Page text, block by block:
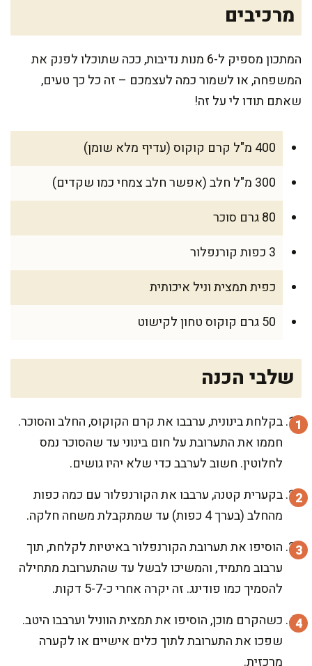
מרכיבים
המתכון מספיק ל-6 מנות נדיבות, ככה שתוכלו לפנק את
המשפחה, או לשמור כמה לעצמכם – זה כל כך טעים,
שאתם תודו לי על זה!
400 מ"ל קרם קוקוס (עדיף מלא שומן)
300 מ"ל חלב (אפשר חלב צמחי כמו שקדים)
80 גרם סוכר
3 כפות קורנפלור
כפית תמצית וניל איכותית
50 גרם קוקוס טחון לקישוט
שלבי הכנה
בקלחת בינונית, ערבבו את קרם הקוקוס, החלב והסוכר.
חממו את התערובת על חום בינוני עד שהסוכר נמס
לחלוטין. חשוב לערבב כדי שלא יהיו גושים.
בקערית קטנה, ערבבו את הקורנפלור עם כמה כפות
מהחלב (בערך 4 כפות) עד שמתקבלת משחה חלקה.
הוסיפו את תערובת הקורנפלור באיטיות לקלחת, תוך
ערבוב מתמיד, והמשיכו לבשל עד שהתערובת מתחילה
להסמיך כמו פודינג. זה יקרה אחרי כ-5-7 דקות.
כשהקרם מוכן, הוסיפו את תמצית הווניל וערבבו היטב.
שפכו את התערובת לתוך כלים אישיים או לקערה
מרכזית.